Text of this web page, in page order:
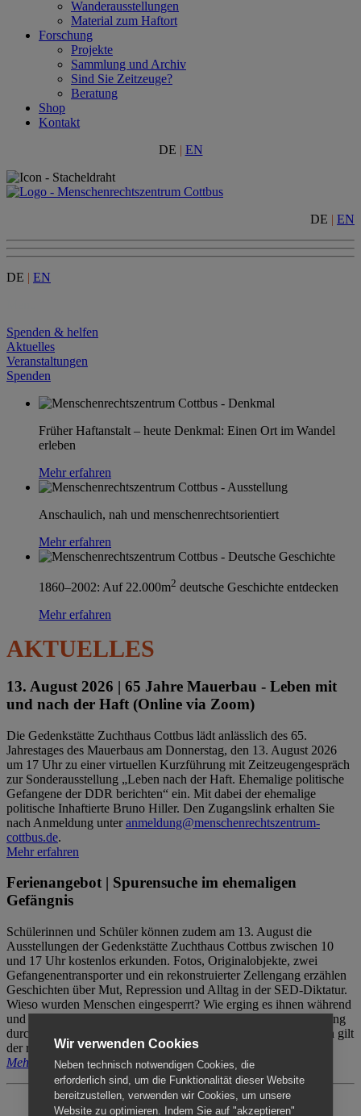
Wanderausstellungen
Material zum Haftort
Forschung
Projekte
Sammlung und Archiv
Sind Sie Zeitzeuge?
Beratung
Shop
Kontakt
DE | EN
DE | EN
DE | EN
Spenden & helfen
Aktuelles
Veranstaltungen
Spenden
Früher Haftanstalt – heute Denkmal: Einen Ort im Wandel
erleben
Mehr erfahren
Anschaulich, nah und menschenrechtsorientiert
Mehr erfahren
1860–2002: Auf 22.000m2 deutsche Geschichte entdecken
Mehr erfahren
AKTUELLES
13. August 2026 | 65 Jahre Mauerbau - Leben mit
und nach der Haft (Online via Zoom)
Die Gedenkstätte Zuchthaus Cottbus lädt anlässlich des 65.
Jahrestages des Mauerbaus am Donnerstag, den 13. August 2026
um 17 Uhr zu einer virtuellen Kurzführung mit Zeitzeugengespräch
zur Sonderausstellung „Leben nach der Haft. Ehemalige politische
Gefangene der DDR berichten“ ein. Mit dabei der ehemalige
politische Inhaftierte Bruno Hiller. Den Zugangslink erhalten Sie
nach Anmeldung unteranmeldung@menschenrechtszentrum-
cottbus.de.
Mehr erfahren
Ferienangebot | Spurensuche im ehemaligen
Gefängnis
Schülerinnen und Schüler können zudem am 13. August die
Ausstellungen der Gedenkstätte Zuchthaus Cottbus zwischen 10
und 17 Uhr kostenlos erkunden. Fotos, Originalobjekte, zwei
Gefangenentransporter und ein rekonstruierter Zellengang erzählen
Geschichten über Mut, Repression und Alltag in der SED-Diktatur.
Wieso wurden Menschen eingesperrt? Wie erging es ihnen während
und nach der Haft? Der Besuch erfolgt individuell ohne Betreuung
durch das Menschenrechtszentrum Cottbus. Für Begleitpersonen gilt
der reguläre Eintritt (8€ / ermäßigt 5€).
Mehr erfahren
Wir verwenden Cookies
Neben technisch notwendigen Cookies, die
erforderlich sind, um die Funktionalität dieser Website
bereitzustellen, verwenden wir Cookies, um unsere
Website zu optimieren. Indem Sie auf "akzeptieren"